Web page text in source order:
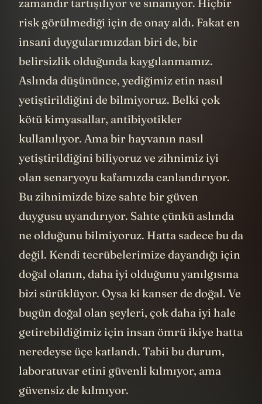
risk görülmediği için de onay aldı. Fakat en
insani duygularımızdan biri de, bir
belirsizlik olduğunda kaygılanmamız.
Aslında düşününce, yediğimiz etin nasıl
yetiştirildiğini de bilmiyoruz. Belki çok
kötü kimyasallar, antibiyotikler
kullanılıyor. Ama bir hayvanın nasıl
yetiştirildiğini biliyoruz ve zihnimiz iyi
olan senaryoyu kafamızda canlandırıyor.
Bu zihnimizde bize sahte bir güven
duygusu uyandırıyor. Sahte çünkü aslında
ne olduğunu bilmiyoruz. Hatta sadece bu da
değil. Kendi tecrübelerimize dayandığı için
doğal olanın, daha iyi olduğunu yanılgısına
bizi sürüklüyor. Oysa ki kanser de doğal. Ve
bugün doğal olan şeyleri, çok daha iyi hale
getirebildiğimiz için insan ömrü ikiye hatta
neredeyse üçe katlandı. Tabii bu durum,
laboratuvar etini güvenli kılmıyor, ama
güvensiz de kılmıyor.